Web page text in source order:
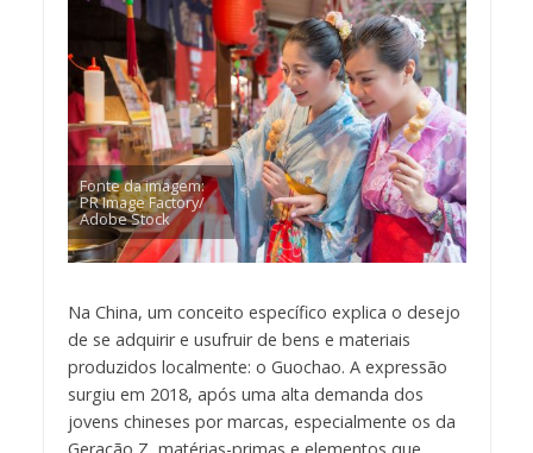
Fonte da imagem:
PR Image Factory/
Adobe Stock
Na China, um conceito específico explica o desejo
de se adquirir e usufruir de bens e materiais
produzidos localmente: o Guochao. A expressão
surgiu em 2018, após uma alta demanda dos
jovens chineses por marcas, especialmente os da